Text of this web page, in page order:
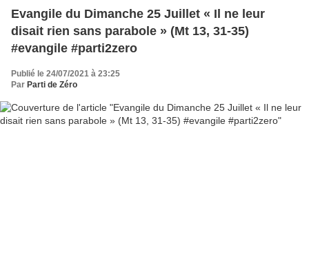
Evangile du Dimanche 25 Juillet « Il ne leur
disait rien sans parabole » (Mt 13, 31-35)
#evangile #parti2zero
Publié le 24/07/2021 à 23:25
Par Parti de Zéro